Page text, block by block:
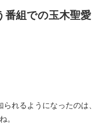
番組での玉木聖愛
れるようになったのは、
。